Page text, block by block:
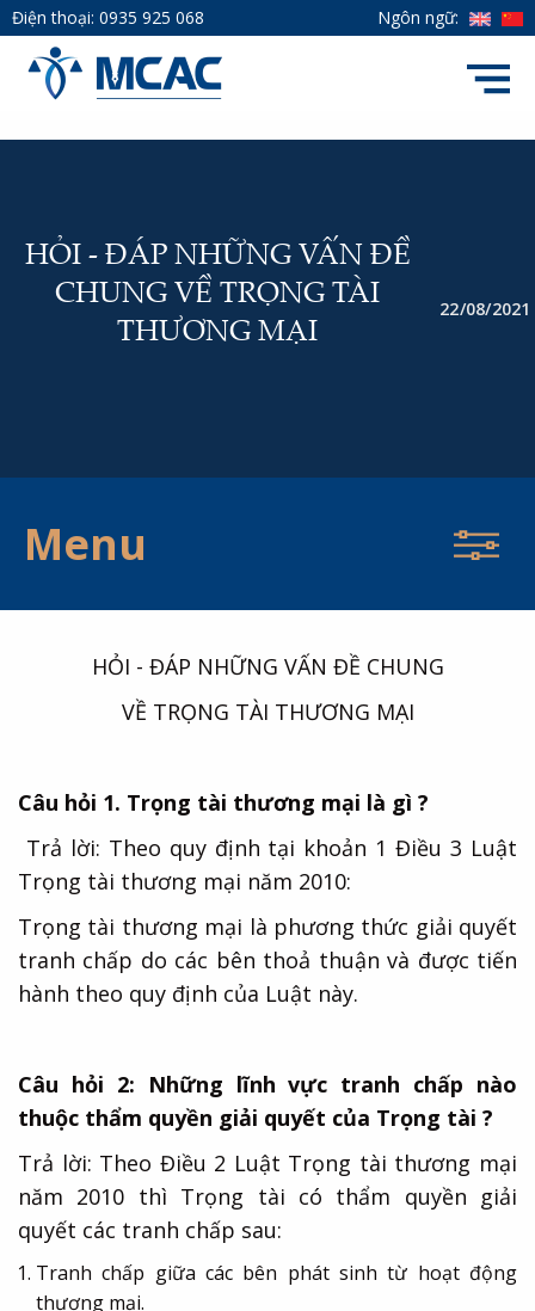
Điện thoại: 0935 925 068 Ngôn ngữ:
HỎI - ĐÁP NHỮNG VẤN ĐỀ
CHUNG VỀ TRỌNG TÀI
THƯƠNG MẠI
22/08/2021
Menu
HỎI - ĐÁP NHỮNG VẤN ĐỀ CHUNG
VỀ TRỌNG TÀI THƯƠNG MẠI
Câu hỏi 1. Trọng tài thương mại là gì ?
Trả lời: Theo quy định tại khoản 1 Điều 3 Luật
Trọng tài thương mại năm 2010:
Trọng tài thương mại là phương thức giải quyết
tranh chấp do các bên thoả thuận và được tiến
hành theo quy định của Luật này.
Câu hỏi 2: Những lĩnh vực tranh chấp nào
thuộc thẩm quyền giải quyết của Trọng tài ?
Trả lời: Theo Điều 2 Luật Trọng tài thương mại
năm 2010 thì Trọng tài có thẩm quyền giải
quyết các tranh chấp sau:
Tranh chấp giữa các bên phát sinh từ hoạt động
thương mại.